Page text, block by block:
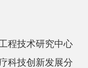
程技术研究中心
科技创新发展分